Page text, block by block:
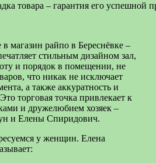
товара – гарантия его успешной
магазин райпо в Береснёвке –
стильным дизайном зал,
и порядок в помещении, не
что никак не исключает
а также аккуратность и
торговая точка привлекает к
и дружелюбием хозяек –
и Елены Спиридович.
у женщин. Елена